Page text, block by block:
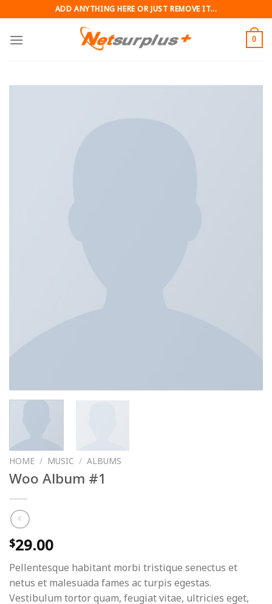
to
content
ADD ANYTHING HERE OR JUST REMOVE IT...
0
HOME / MUSIC / ALBUMS
Woo Album #1
$29.00
Pellentesque habitant morbi tristique senectus et
netus et malesuada fames ac turpis egestas.
Vestibulum tortor quam, feugiat vitae, ultricies eget,